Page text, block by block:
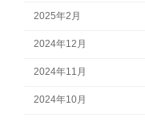
2025年2月
2024年12月
2024年11月
2024年10月